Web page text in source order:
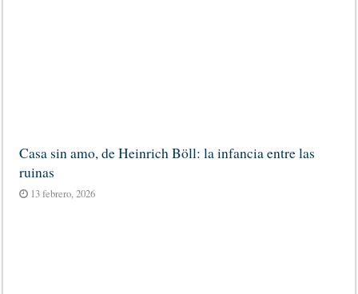
Casa sin amo, de Heinrich Böll: la infancia entre las
ruinas
13 febrero, 2026